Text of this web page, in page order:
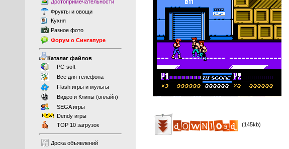
Достопримечательности
Фрукты и овощи
Кухня
Разное фото
Форум о Сингапуре
Каталаг файлов
PC-soft
Все для телефона
Flash игры и мульты
Видео и Клипы (онлайн)
SEGA игры
Dendy игры
TOP 10 загрузок
Доска объявлений
(145kb)